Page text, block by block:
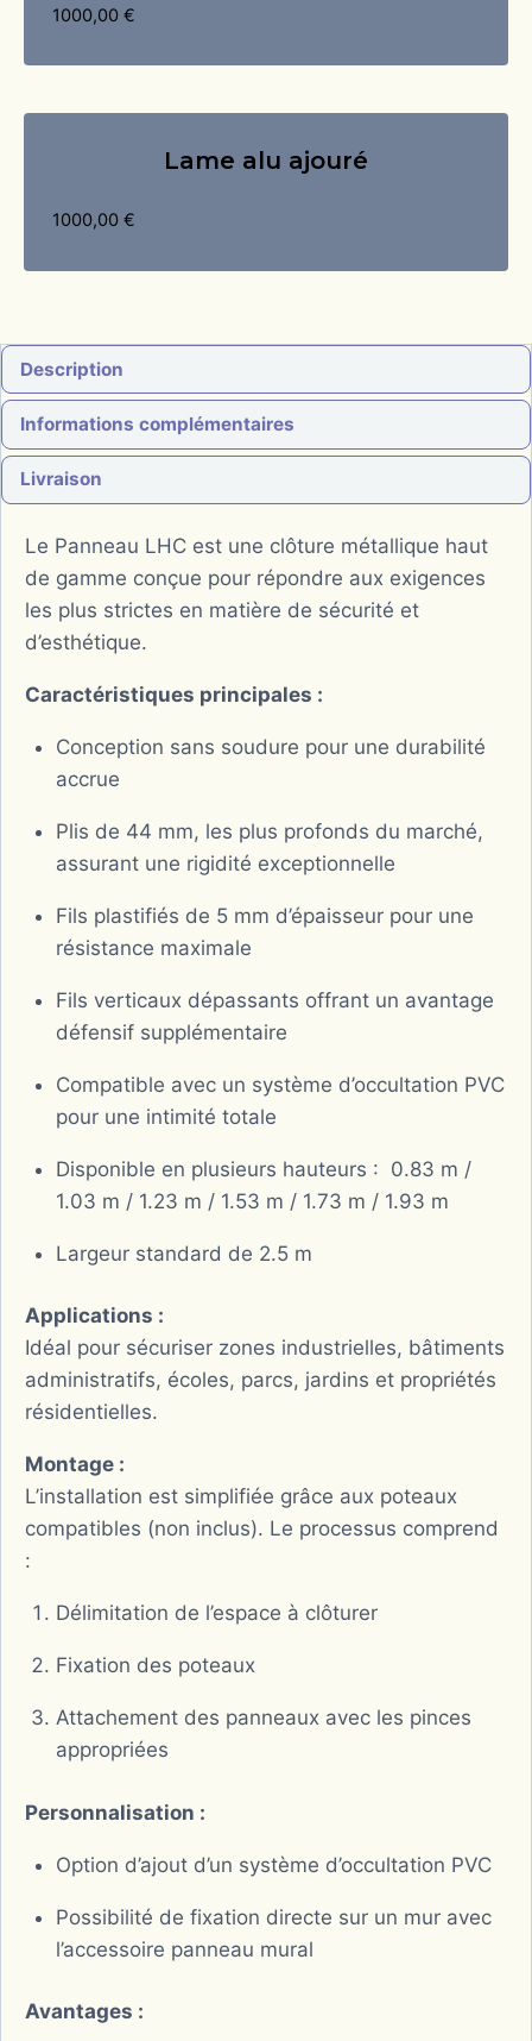
1000,00 €
Lame alu ajouré
1000,00 €
Description
Informations complémentaires
Livraison
Le Panneau LHC est une clôture métallique haut
de gamme conçue pour répondre aux exigences
les plus strictes en matière de sécurité et
d’esthétique.
Caractéristiques principales :
Conception sans soudure pour une durabilité
accrue
Plis de 44 mm, les plus profonds du marché,
assurant une rigidité exceptionnelle
Fils plastifiés de 5 mm d’épaisseur pour une
résistance maximale
Fils verticaux dépassants offrant un avantage
défensif supplémentaire
Compatible avec un système d’occultation PVC
pour une intimité totale
Disponible en plusieurs hauteurs : 0.83 m /
1.03 m / 1.23 m / 1.53 m / 1.73 m / 1.93 m
Largeur standard de 2.5 m
Applications :
Idéal pour sécuriser zones industrielles, bâtiments
administratifs, écoles, parcs, jardins et propriétés
résidentielles.
Montage :
L’installation est simplifiée grâce aux poteaux
compatibles (non inclus). Le processus comprend
:
Délimitation de l’espace à clôturer
Fixation des poteaux
Attachement des panneaux avec les pinces
appropriées
Personnalisation :
Option d’ajout d’un système d’occultation PVC
Possibilité de fixation directe sur un mur avec
l’accessoire panneau mural
Avantages :